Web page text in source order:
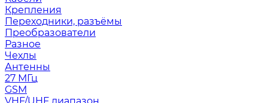
Крепления
Переходники, разъёмы
Преобразователи
Разное
Чехлы
Антенны
27 МГц
GSM